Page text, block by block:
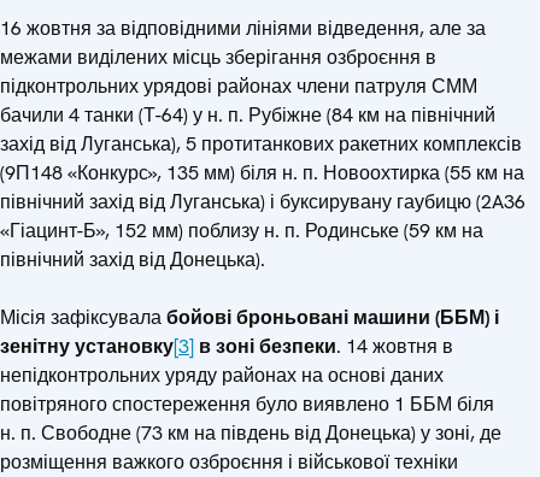
16 жовтня за відповідними лініями відведення, але за
межами виділених місць зберігання озброєння в
підконтрольних урядові районах члени патруля СММ
бачили 4 танки (Т-64) у н. п. Рубіжне (84 км на північний
захід від Луганська), 5 протитанкових ракетних комплексів
(9П148 «Конкурс», 135 мм) біля н. п. Новоохтирка (55 км на
північний захід від Луганська) і буксирувану гаубицю (2A36
«Гіацинт-Б», 152 мм) поблизу н. п. Родинське (59 км на
північний захід від Донецька).
Місія зафіксувалабойові броньовані машини (ББМ) і
зенітну установку[3] в зоні безпеки. 14 жовтня в
непідконтрольних уряду районах на основі даних
повітряного спостереження було виявлено 1 ББМ біля
н. п. Свободне (73 км на південь від Донецька) у зоні, де
розміщення важкого озброєння і військової техніки